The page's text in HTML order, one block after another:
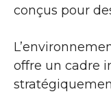
conçus pour
offre un cadre